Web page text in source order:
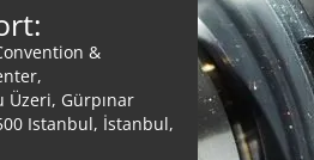
&
Üzeri, Gürpınar
Istanbul, İstanbul,